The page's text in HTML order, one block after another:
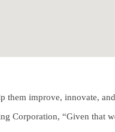
them improve, innovate,
Corporation, “Given that